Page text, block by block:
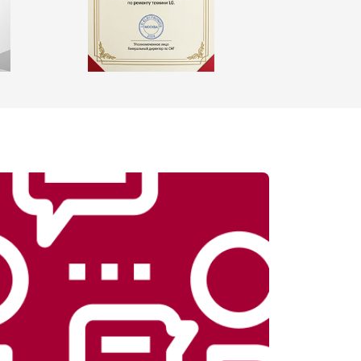
1600 ₽ Заказать
850 ₽
2590 ₽ Заказать
1900 ₽ Заказать